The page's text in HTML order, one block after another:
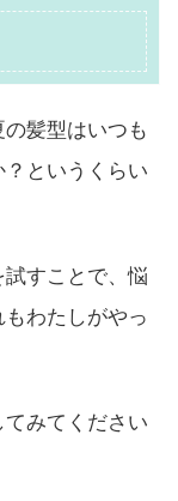
髪型はいつも
というくらい
すことで、悩
わたしがやっ
みてください